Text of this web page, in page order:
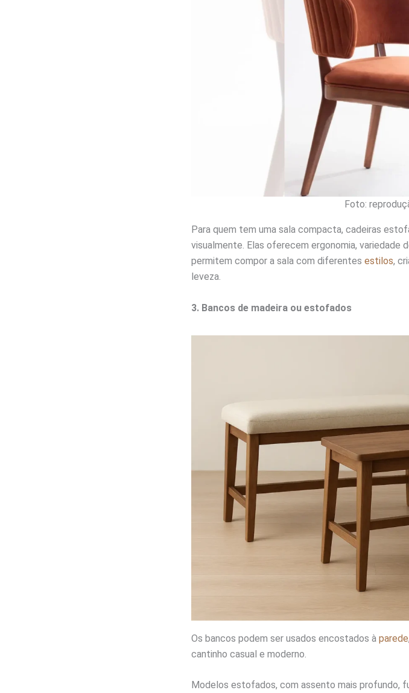
Foto:
Para quem tem uma sala compacta, cadeiras
visualmente. Elas oferecem ergonomia,
permitem compor a sala com diferentes estilos,
leveza.
3. Bancos de madeira ou estofados
Os bancos podem ser usados encostados à parede
cantinho casual e moderno.
Modelos estofados, com assento mais profundo,